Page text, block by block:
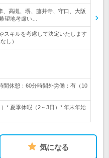
、高槻、堺、藤井寺、守口、大阪
望地考慮い…
スキルを考慮して決定いたします
し）
間休憩：60分時間外労働：有（10
* 夏季休暇（2～3日）* 年末年始
気になる